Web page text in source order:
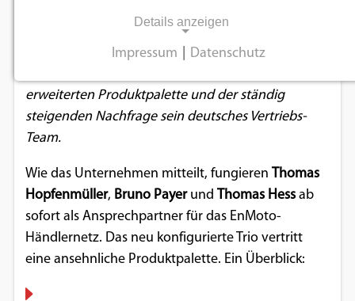
Der langjährige Generalimporteur von Fahrzeugen
erweiterten Produktpalette und der ständig
steigenden Nachfrage sein deutsches Vertriebs-
Team.
Wie das Unternehmen mitteilt, fungieren Thomas
Hopfenmüller, Bruno Payerund Thomas Hessab
sofort als Ansprechpartner für das EnMoto-
Händlernetz. Das neu konfigurierte Trio vertritt
eine ansehnliche Produktpalette. Ein Überblick:
Details anzeigen
Notwendige Cookies ermöglichen
grundlegende Funktionen und sind für die
einwandfreie Funktion der Website
Einverständnis-Cookie
Name:
cookie_consent
Impressum Datenschutz